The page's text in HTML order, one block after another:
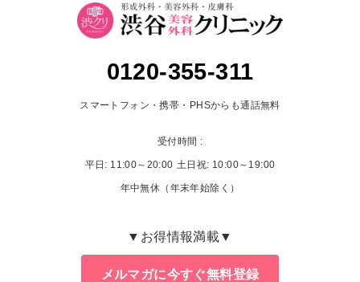
0120-355-311
スマートフォン・携帯・PHSからも通話無料
受付時間 :
平日: 11:00～20:00 土日祝: 10:00～19:00
年中無休（年末年始除く）
▼お得情報満載▼
メルマガに今すぐ無料登録